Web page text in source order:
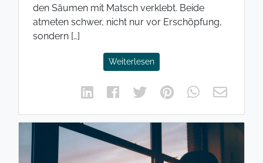
den Säumen mit Matsch verklebt. Beide
atmeten schwer, nicht nur vor Erschöpfung,
sondern […]
Weiterlesen